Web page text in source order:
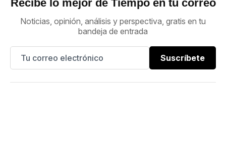
Recibe lo mejor de Tiempo en tu correo
Noticias, opinión, análisis y perspectiva, gratis en tu
bandeja de entrada
Suscríbete